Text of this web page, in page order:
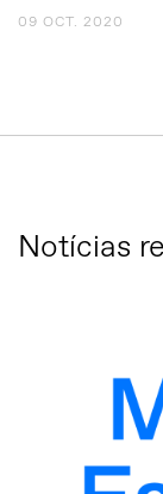
09 OCT. 2020
Notícias